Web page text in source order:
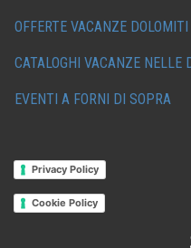
OFFERTE VACANZE
CATALOGHI VACANZE NELLE
EVENTI A FORNI DI SOPRA
Privacy Policy
Cookie Policy